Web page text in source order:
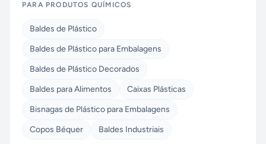
PARA PRODUTOS QUÍMICOS
Baldes de Plástico
Baldes de Plástico para Embalagens
Baldes de Plástico Decorados
Baldes para Alimentos
Caixas Plásticas
Bisnagas de Plástico para Embalagens
Copos Béquer
Baldes Industriais